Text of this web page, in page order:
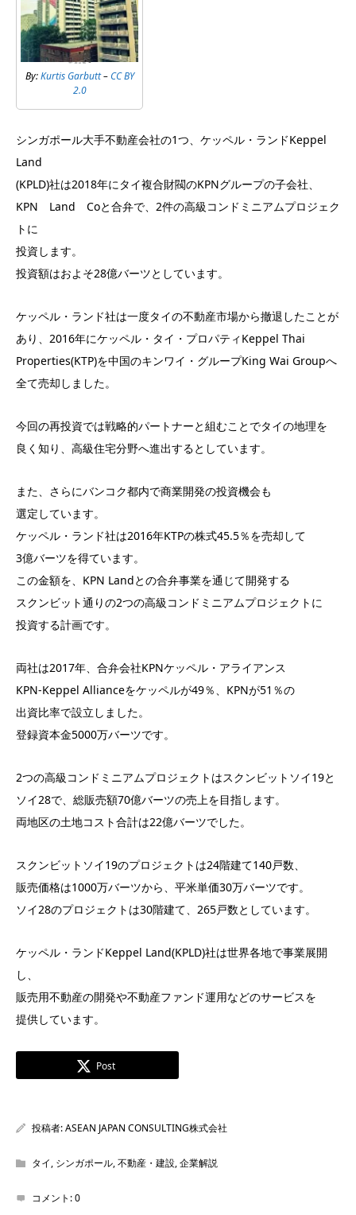
By:Kurtis Garbutt–CC BY
2.0
シンガポール大手不動産会社の1つ、ケッペル・ランドKeppel
Land
(KPLD)社は2018年にタイ複合財閥のKPNグループの子会社、
KPN Land Coと合弁で、2件の高級コンドミニアムプロジェク
トに
投資します。
投資額はおよそ28億バーツとしています。
ケッペル・ランド社は一度タイの不動産市場から撤退したことが
あり、2016年にケッペル・タイ・プロパティKeppel Thai
Properties(KTP)を中国のキンワイ・グループKing Wai Groupへ
全て売却しました。
今回の再投資では戦略的パートナーと組むことでタイの地理を
良く知り、高級住宅分野へ進出するとしています。
また、さらにバンコク都内で商業開発の投資機会も
選定しています。
ケッペル・ランド社は2016年KTPの株式45.5％を売却して
3億バーツを得ています。
この金額を、KPN Landとの合弁事業を通じて開発する
スクンビット通りの2つの高級コンドミニアムプロジェクトに
投資する計画です。
両社は2017年、合弁会社KPNケッペル・アライアンス
KPN-Keppel Allianceをケッペルが49％、KPNが51％の
出資比率で設立しました。
登録資本金5000万バーツです。
2つの高級コンドミニアムプロジェクトはスクンビットソイ19と
ソイ28で、総販売額70億バーツの売上を目指します。
両地区の土地コスト合計は22億バーツでした。
スクンビットソイ19のプロジェクトは24階建て140戸数、
販売価格は1000万バーツから、平米単価30万バーツです。
ソイ28のプロジェクトは30階建て、265戸数としています。
ケッペル・ランドKeppel Land(KPLD)社は世界各地で事業展開
し、
販売用不動産の開発や不動産ファンド運用などのサービスを
提供しています。
Post
投稿者:ASEAN JAPAN CONSULTING株式会社
タイ, シンガポール,不動産・建設,企業解説
コメント:0